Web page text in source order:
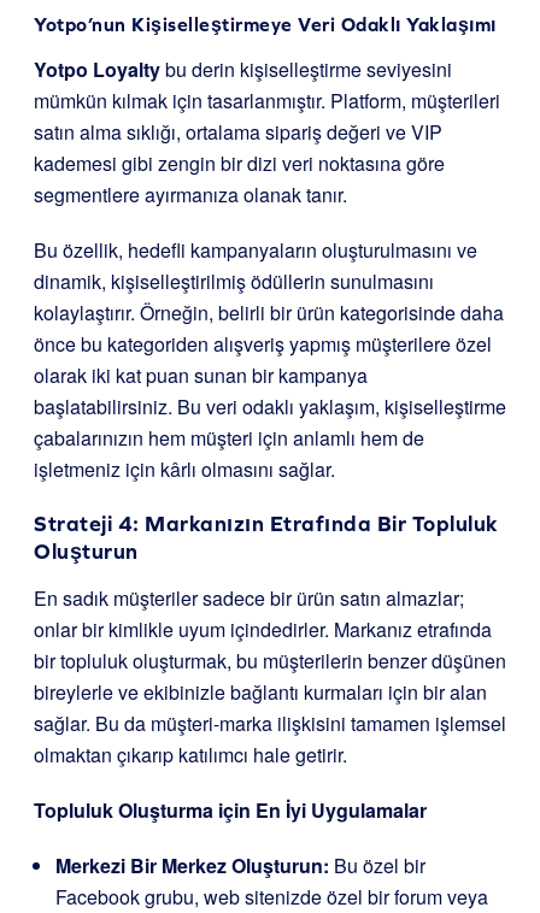
Yotpo’nun Kişiselleştirmeye Veri Odaklı Yaklaşımı
Yotpo Loyaltybu derin kişiselleştirme seviyesini
mümkün kılmak için tasarlanmıştır. Platform, müşterileri
satın alma sıklığı, ortalama sipariş değeri ve VIP
kademesi gibi zengin bir dizi veri noktasına göre
segmentlere ayırmanıza olanak tanır.
Bu özellik, hedefli kampanyaların oluşturulmasını ve
dinamik, kişiselleştirilmiş ödüllerin sunulmasını
kolaylaştırır. Örneğin, belirli bir ürün kategorisinde daha
önce bu kategoriden alışveriş yapmış müşterilere özel
olarak iki kat puan sunan bir kampanya
başlatabilirsiniz. Bu veri odaklı yaklaşım, kişiselleştirme
çabalarınızın hem müşteri için anlamlı hem de
işletmeniz için kârlı olmasını sağlar.
Strateji 4: Markanızın Etrafında Bir Topluluk
Oluşturun
En sadık müşteriler sadece bir ürün satın almazlar;
onlar bir kimlikle uyum içindedirler. Markanız etrafında
bir topluluk oluşturmak, bu müşterilerin benzer düşünen
bireylerle ve ekibinizle bağlantı kurmaları için bir alan
sağlar. Bu da müşteri-marka ilişkisini tamamen işlemsel
olmaktan çıkarıp katılımcı hale getirir.
Topluluk Oluşturma için En İyi Uygulamalar
Merkezi Bir Merkez Oluşturun: Bu özel bir
Facebook grubu, web sitenizde özel bir forum veya